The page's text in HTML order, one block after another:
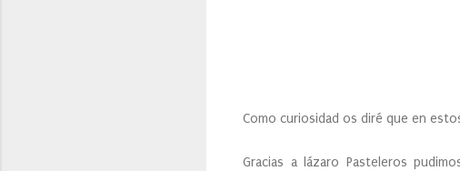
Como curiosidad os diré que en
Gracias a lázaro Pasteleros